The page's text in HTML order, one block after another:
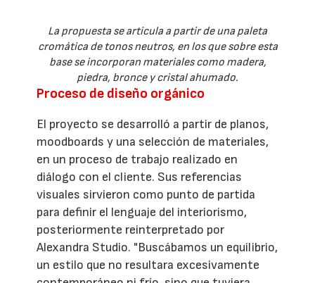
La propuesta se articula a partir de una paleta
cromática de tonos neutros, en los que sobre esta
base se incorporan materiales como madera,
piedra, bronce y cristal ahumado.
Proceso de diseño orgánico
El proyecto se desarrolló a partir de planos,
moodboards y una selección de materiales,
en un proceso de trabajo realizado en
diálogo con el cliente. Sus referencias
visuales sirvieron como punto de partida
para definir el lenguaje del interiorismo,
posteriormente reinterpretado por
Alexandra Studio. "Buscábamos un equilibrio,
un estilo que no resultara excesivamente